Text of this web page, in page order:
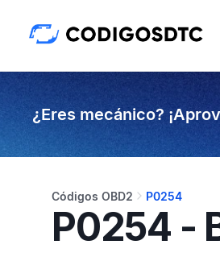
¿Eres mecánico?
Códigos OBD2 P0254
P0254 -